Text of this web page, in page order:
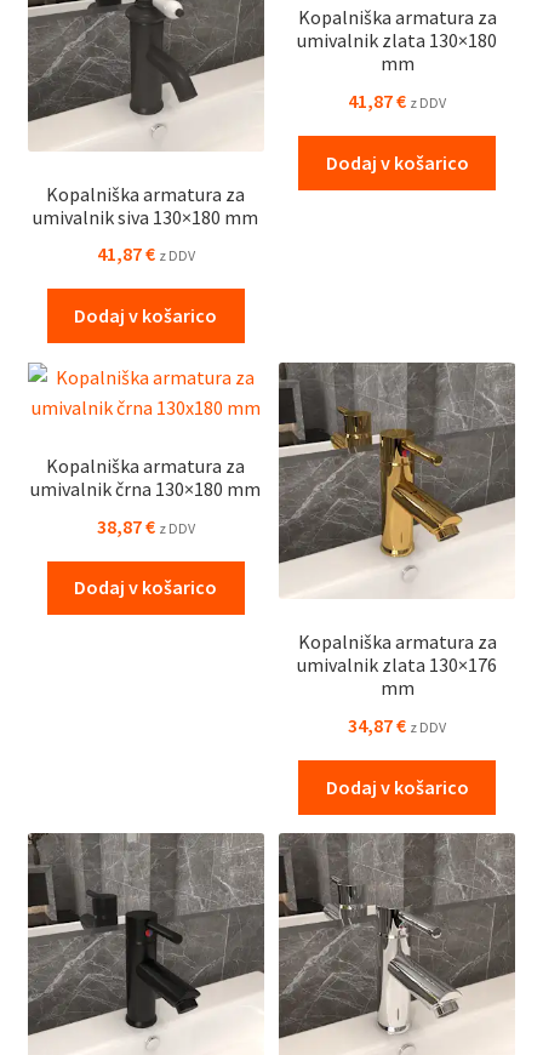
Kopalniška armatura za
umivalnik siva 130×180 mm
41,87€ z DDV
Dodaj v košarico
Kopalniška armatura za
umivalnik zlata 130×180
mm
41,87€ z DDV
Dodaj v košarico
Kopalniška armatura za
umivalnik črna 130×180 mm
38,87€ z DDV
Dodaj v košarico
Kopalniška armatura za
umivalnik zlata 130×176
mm
34,87€ z DDV
Dodaj v košarico